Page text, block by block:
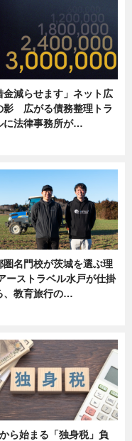
金減らせます」ネット広
影 広がる債務整理トラ
に法律事務所が…
圏名門校が茨城を選ぶ理
ーストラベル水戸が仕掛
、教育旅行の…
ら始まる「独身税」負